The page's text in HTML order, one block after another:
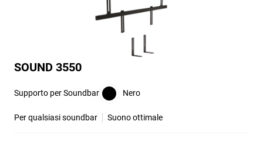
SOUND 3550
Supporto per Soundbar Nero
Per qualsiasi soundbar Suono ottimale